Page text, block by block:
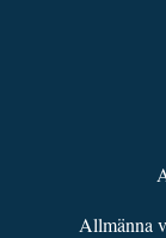
Allmänna